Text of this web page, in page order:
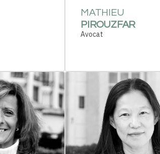
MATHIEU
PIROUZFAR
Avocat